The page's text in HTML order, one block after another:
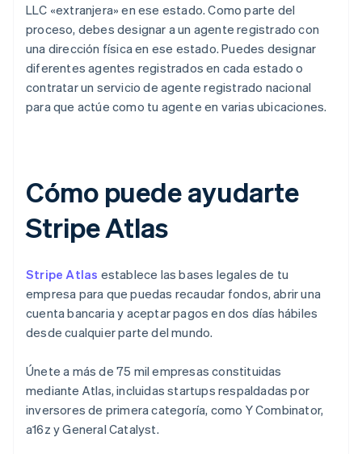
LLC «extranjera» en ese estado. Como parte del
proceso, debes designar a un agente registrado con
una dirección física en ese estado. Puedes designar
diferentes agentes registrados en cada estado o
contratar un servicio de agente registrado nacional
para que actúe como tu agente en varias ubicaciones.
Cómo puede ayudarte
Stripe Atlas
Stripe Atlas establece las bases legales de tu
empresa para que puedas recaudar fondos, abrir una
cuenta bancaria y aceptar pagos en dos días hábiles
desde cualquier parte del mundo.
Únete a más de 75 mil empresas constituidas
mediante Atlas, incluidas startups respaldadas por
inversores de primera categoría, como Y Combinator,
a16z y General Catalyst.